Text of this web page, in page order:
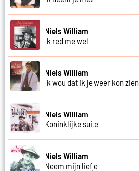
Niels William
Ik red me wel
Niels William
Ik wou dat ik je weer kon zien
Niels William
Koninklijke suite
Niels William
Neem mijn liefje